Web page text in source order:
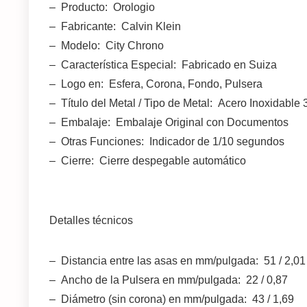
– Producto: Orologio
– Fabricante: Calvin Klein
– Modelo: City Chrono
– Característica Especial: Fabricado en Suiza
– Logo en: Esfera, Corona, Fondo, Pulsera
– Título del Metal / Tipo de Metal: Acero Inoxidable
– Embalaje: Embalaje Original con Documentos
– Otras Funciones: Indicador de 1/10 segundos
– Cierre: Cierre despegable automático
Detalles técnicos
– Distancia entre las asas en mm/pulgada: 51 / 2,01
– Ancho de la Pulsera en mm/pulgada: 22 / 0,87
– Diámetro (sin corona) en mm/pulgada: 43 / 1,69